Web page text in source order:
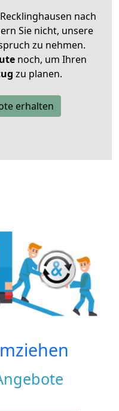
nach
Sie nicht, unsere
zu nehmen.
noch, um Ihren
zu planen.
erhalten